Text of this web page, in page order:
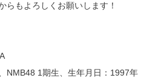
らもよろしくお願いします！
NMB48 1期生、生年月日：1997年